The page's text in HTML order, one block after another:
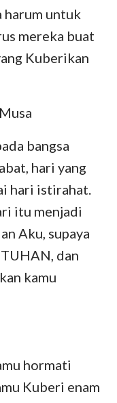
harum untuk
mereka buat
Kuberikan
bangsa
hari yang
hari istirahat.
itu menjadi
Aku, supaya
dan
kamu
hormati
Kuberi enam